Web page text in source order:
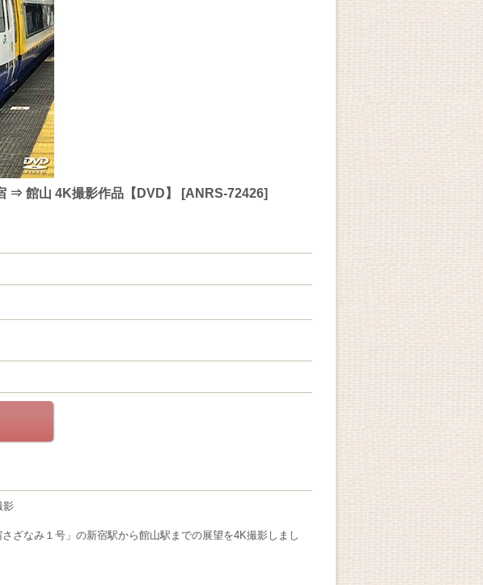
館山 4K撮影作品【DVD】 [ANRS-72426]
影
ざなみ１号」の新宿駅から館山駅までの展望を4K撮影しまし